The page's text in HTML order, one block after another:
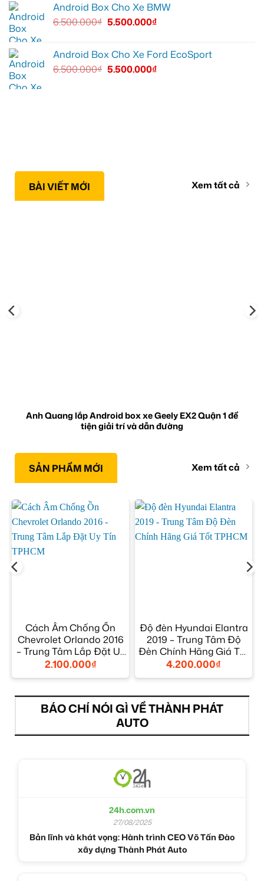
Android Box Cho Xe BMW
6.500.000₫ 5.500.000₫
Android Box Cho Xe Ford EcoSport
6.500.000₫ 5.500.000₫
BÀI VIẾT MỚI Xem tất cả
Anh Quang lắp Android box xe Geely EX2 Quận 1 để
tiện giải trí và dẫn đường
SẢN PHẨM MỚI Xem tất cả
Cách Âm Chống Ồn
Chevrolet Orlando 2016
– Trung Tâm Lắp Đặt Uy
Tín TPHCM
2.100.000₫
Độ đèn Hyundai Elantra
2019 – Trung Tâm Độ
Đèn Chính Hãng Giá Tốt
TPHCM
4.200.000₫
BÁO CHÍ NÓI GÌ VỀ THÀNH PHÁT
AUTO
24h.com.vn
27/08/2025
Bản lĩnh và khát vọng: Hành trình CEO Võ Tấn Đào
xây dựng Thành Phát Auto